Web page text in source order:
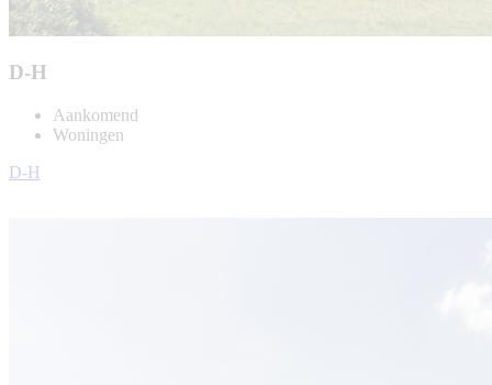
D-H
Aankomend
Woningen
D-H